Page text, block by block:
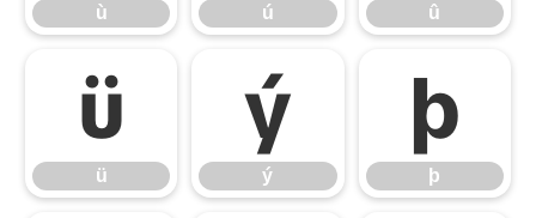
ù ú û
ü
ü
ý
ý
þ
þ